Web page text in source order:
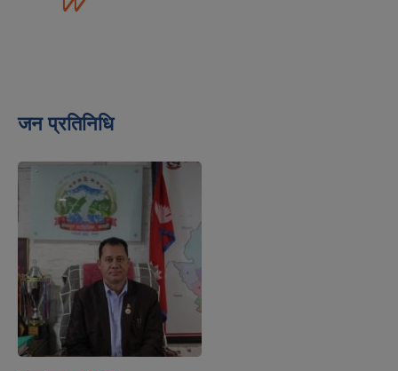
जन प्रतिनिधि